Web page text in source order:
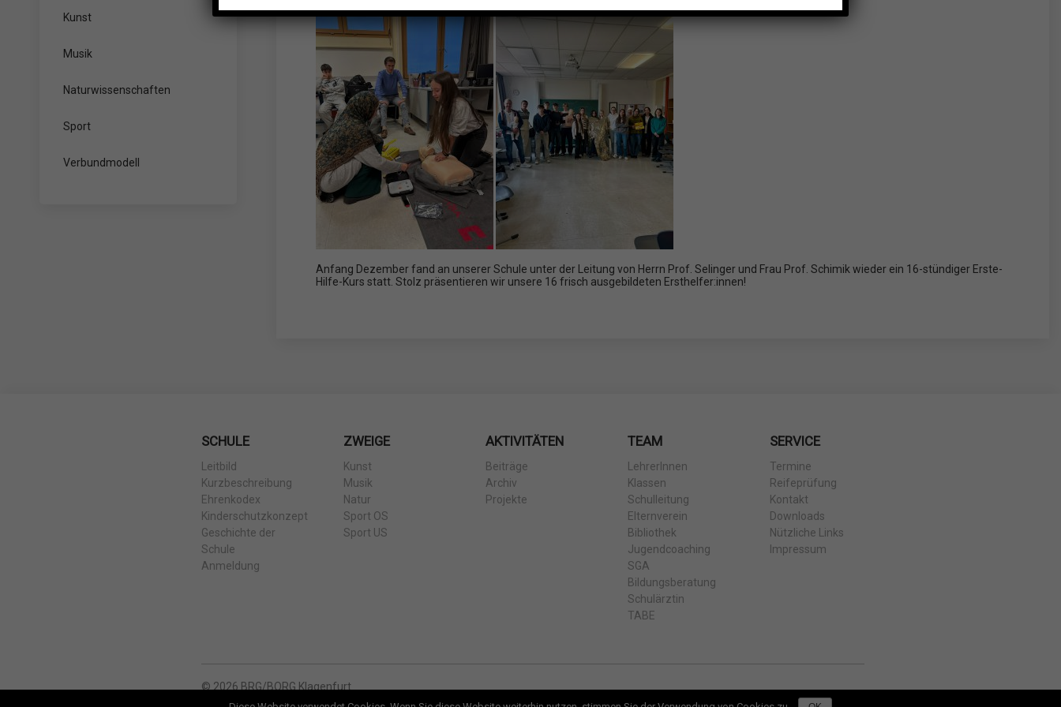
Kunst
Musik
Naturwissenschaften
Sport
Verbundmodell
Anfang Dezember fand an unserer Schule unter der Leitung von Herrn Prof. Selinger und Frau Prof. Schimik wieder ein 16-stündiger Erste-
Hilfe-Kurs statt. Stolz präsentieren wir unsere 16 frisch ausgebildeten Ersthelfer:innen!
SCHULE
Leitbild
Kurzbeschreibung
Ehrenkodex
Kinderschutzkonzept
Geschichte der
Schule
Anmeldung
ZWEIGE
Kunst
Musik
Natur
Sport OS
Sport US
AKTIVITÄTEN
Beiträge
Archiv
Projekte
TEAM
LehrerInnen
Klassen
Schulleitung
Elternverein
Bibliothek
Jugendcoaching
SGA
Bildungsberatung
Schulärztin
TABE
SERVICE
Termine
Reifeprüfung
Kontakt
Downloads
Nützliche Links
Impressum
© 2026 BRG/BORG Klagenfurt